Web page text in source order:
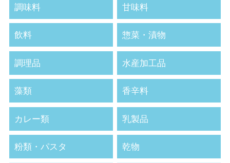
調味料 甘味料
飲料 惣菜・漬物
調理品 水産加工品
藻類 香辛料
カレー類 乳製品
粉類・パスタ 乾物